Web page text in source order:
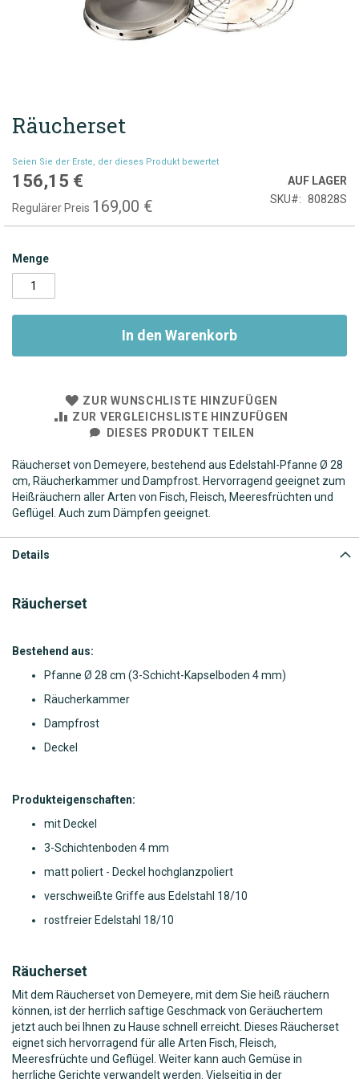
Zum
Anfang
springen
Räucherset
Seien Sie der Erste, der dieses Produkt bewertet
Sonderpreis
156,15 €
Regulärer Preis 169,00 €
AUF LAGER
SKU
80828S
Menge
In den Warenkorb
ZUR WUNSCHLISTE HINZUFÜGEN
ZUR VERGLEICHSLISTE HINZUFÜGEN
DIESES PRODUKT TEILEN
Räucherset von Demeyere, bestehend aus Edelstahl-Pfanne Ø 28
cm, Räucherkammer und Dampfrost. Hervorragend geeignet zum
Heißräuchern aller Arten von Fisch, Fleisch, Meeresfrüchten und
Geflügel. Auch zum Dämpfen geeignet.
Details
Räucherset
Bestehend aus:
Pfanne Ø 28 cm (3-Schicht-Kapselboden 4 mm)
Räucherkammer
Dampfrost
Deckel
Produkteigenschaften:
mit Deckel
3-Schichtenboden 4 mm
matt poliert - Deckel hochglanzpoliert
verschweißte Griffe aus Edelstahl 18/10
rostfreier Edelstahl 18/10
Räucherset
Mit dem Räucherset von Demeyere, mit dem Sie heiß räuchern
können, ist der herrlich saftige Geschmack von Geräuchertem
jetzt auch bei Ihnen zu Hause schnell erreicht. Dieses Räucherset
eignet sich hervorragend für alle Arten Fisch, Fleisch,
Meeresfrüchte und Geflügel. Weiter kann auch Gemüse in
herrliche Gerichte verwandelt werden. Vielseitig in der